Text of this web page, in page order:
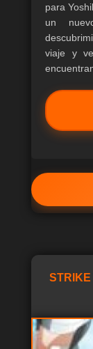
para
un
viaje y
STRIKE